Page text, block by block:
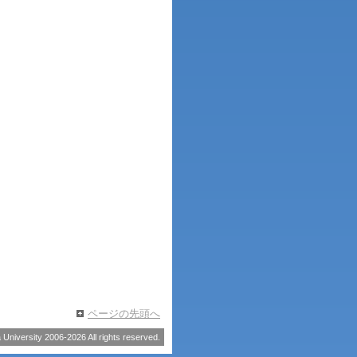
ページの先頭へ
2006-2026 All rights reserved.